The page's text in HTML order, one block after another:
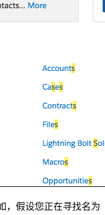
，假设您正在寻找名为